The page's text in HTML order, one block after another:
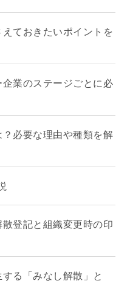
ておきたいポイントを
業のステージごとに必
必要な理由や種類を解
登記と組織変更時の印
る「みなし解散」と